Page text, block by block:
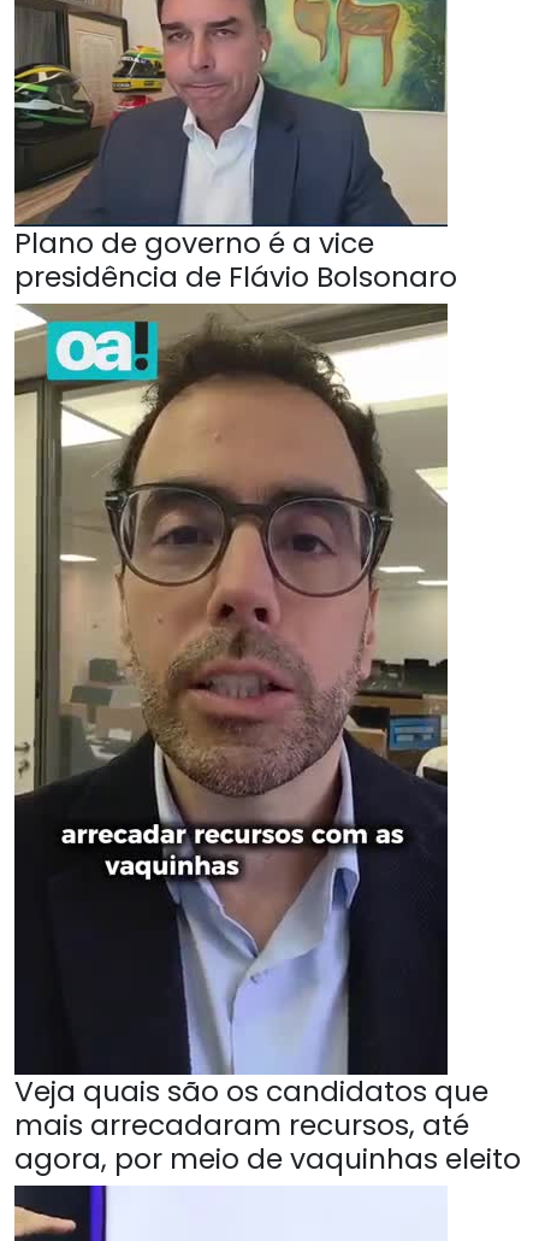
Plano de governo é a vice
presidência de Flávio Bolsonaro
Veja quais são os candidatos que
mais arrecadaram recursos, até
agora, por meio de vaquinhas eleito